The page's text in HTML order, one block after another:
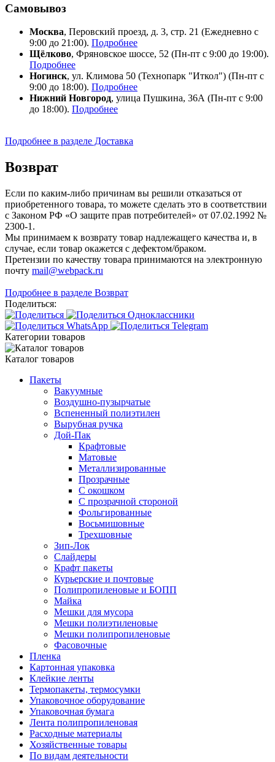
Самовывоз
Москва, Перовский проезд, д. 3, стр. 21 (Ежедневно с
9:00 до 21:00). Подробнее
Щёлково, Фряновское шоссе, 52 (Пн-пт с 9:00 до 19:00).
Подробнее
Ногинск, ул. Климова 50 (​Технопарк "Иткол") (Пн-пт с
9:00 до 18:00). Подробнее
Нижний Новгород, улица Пушкина, 36А (Пн-пт с 9:00
до 18:00). Подробнее
Подробнее в разделе Доставка
Возврат
Если по каким-либо причинам вы решили отказаться от
приобретенного товара, то можете сделать это в соответствии
с Законом РФ «О защите прав потребителей» от 07.02.1992 №
2300-1.
Мы принимаем к возврату товар надлежащего качества и, в
случае, если товар окажется с дефектом/браком.
Претензии по качеству товара принимаются на электронную
почту mail@webpack.ru
Подробнее в разделе Возврат
Поделиться:
Категории товаров
Каталог товаров
Пакеты
Вакуумные
Воздушно-пузырчатые
Вспененный полиэтилен
Вырубная ручка
Дой-Пак
Крафтовые
Матовые
Металлизированные
Прозрачные
С окошком
С прозрачной стороной
Фольгированные
Восьмишовные
Трехшовные
Зип-Лок
Слайдеры
Крафт пакеты
Курьерские и почтовые
Полипропиленовые и БОПП
Майка
Мешки для мусора
Мешки полиэтиленовые
Мешки полипропиленовые
Фасовочные
Пленка
Картонная упаковка
Клейкие ленты
Термопакеты, термосумки
Упаковочное оборудование
Упаковочная бумага
Лента полипропиленовая
Расходные материалы
Хозяйственные товары
По видам деятельности